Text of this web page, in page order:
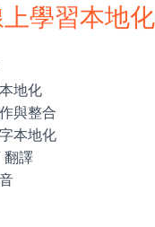
學習本地
地化
與整合
本地化
翻譯